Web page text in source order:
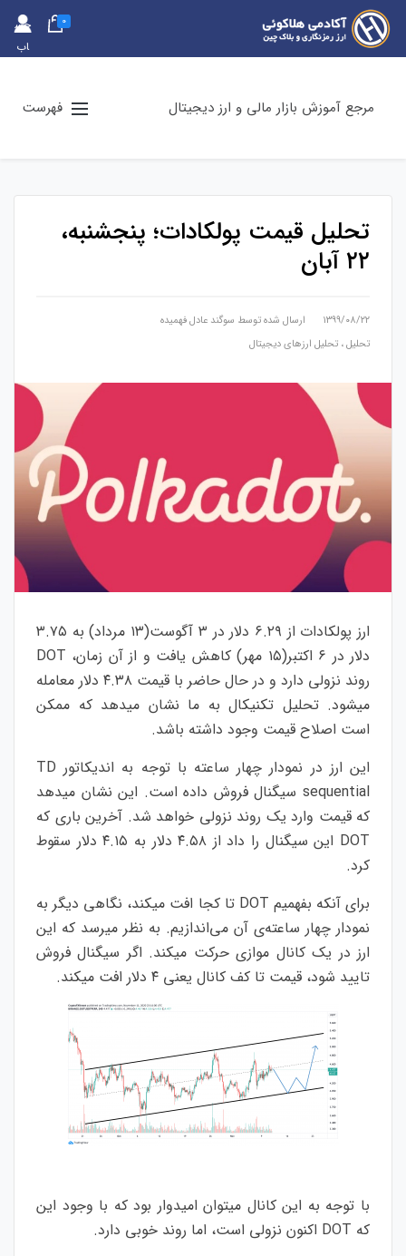
حس
اب
0
مرجع آموزش بازار مالی و ارز دیجیتال فهرست
تحلیل قیمت پولکادات؛ پنجشنبه،
۲۲ آبان
۱۳۹۹/۰۸/۲۲ ارسال شده توسط سوگند عادل فهمیده
تحلیل، تحلیل ارزهای دیجیتال
ارز پولکادات از ۶.۲۹ دلار در ۳ آگوست(۱۳ مرداد) به ۳.۷۵
دلار در ۶ اکتبر(۱۵ مهر) کاهش یافت و از آن زمان، DOT
روند نزولی دارد و در حال حاضر با قیمت ۴.۳۸ دلار معامله
میشود. تحلیل تکنیکال به ما نشان میدهد که ممکن
است اصلاح قیمت وجود داشته باشد.
این ارز در نمودار چهار ساعته با توجه به اندیکاتور TD
sequential سیگنال فروش داده است. این نشان میدهد
که قیمت وارد یک روند نزولی خواهد شد. آخرین باری که
DOT این سیگنال را داد از ۴.۵۸ دلار به ۴.۱۵ دلار سقوط
کرد.
برای آنکه بفهمیم DOT تا کجا افت میکند، نگاهی دیگر به
نمودار چهار ساعته‌ی آن می‌اندازیم. به نظر میرسد که این
ارز در یک کانال موازی حرکت میکند. اگر سیگنال فروش
تایید شود، قیمت تا کف کانال یعنی ۴ دلار افت میکند.
با توجه به این کانال میتوان امیدوار بود که با وجود این
که DOT اکنون نزولی است، اما روند خوبی دارد.